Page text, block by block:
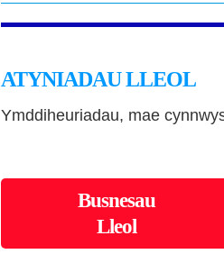
ATYNIADAU LLEOL
Ymddiheuriadau, mae
Busnesau
Lleol